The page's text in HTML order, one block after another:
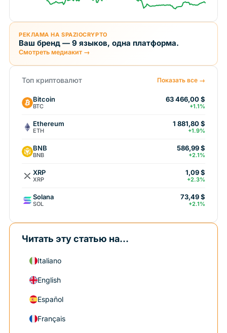
РЕКЛАМА НА SPAZIOCRYPTO
Ваш бренд — 9 языков, одна платформа.
Смотреть медиакит →
Топ криптовалют Показать все →
Bitcoin
BTC
63 466,00 $
+1.1%
Ethereum
ETH
1 881,80 $
+1.9%
BNB
BNB
586,99 $
+2.1%
XRP
XRP
1,09 $
+2.3%
Solana
SOL
73,49 $
+2.1%
Читать эту статью на...
Italiano
English
Español
Français